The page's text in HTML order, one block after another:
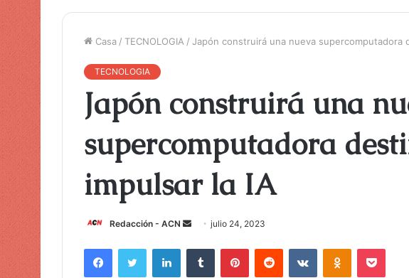
Casa / TECNOLOGIA / Japón construirá una nueva supercomputadora
TECNOLOGIA
Japón construirá una
supercomputadora
impulsar la IA
Redacción - ACN
i
julio 24, 2023